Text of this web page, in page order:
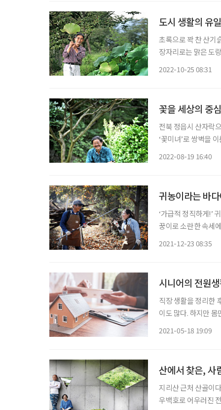
도시 생활의 유
초록으로 꽉 찬 산기
장자리로는 맑은 도
2022-10-25 08:31
꽃을 세상의 중
전북 정읍시 산자락
‘꽃미녀’로 쌍벽을
2022-08-19 16:40
귀농이라는 바
‘가급적 정직하게!’
꿍이로 소란한 속세
2021-12-23 08:35
시니어의 전원
직장 생활을 정리한
이도 많다. 하지만
2021-05-18 19:09
산에서 찾은, 사
지리산 근처 산골이
우백호로 어우러진